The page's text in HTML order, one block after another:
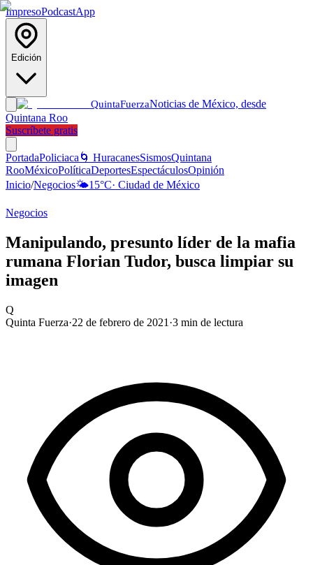
ImpresoPodcastApp
Edición
QuintaFuerzaNoticias de México, desde
Quintana Roo
Suscríbete gratis
PortadaPoliciaca 🌀 HuracanesSismosQuintana
RooMéxicoPolíticaDeportesEspectáculosOpinión
Inicio/Negocios🌤️15°C· Ciudad de México
Negocios
Manipulando, presunto líder de la mafia
rumana Florian Tudor, busca limpiar su
imagen
Q
Quinta Fuerza·22 de febrero de 2021 ·3 min de lectura